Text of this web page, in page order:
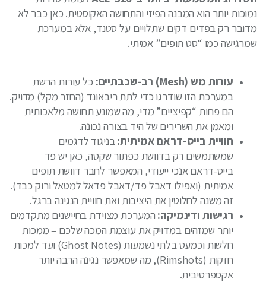
נמוכות יותר הוא המבנה הפיזי והתחושה האקוסטית. כאן כבר לא
מדובר רק בפדים דקים שתלויים על סטנד, אלא במערכת
שמרגישה כמו “סט תופים” אמיתי.
עורות מש (Mesh) רב-שכבתיים:
כל עורות הרשת
במערכת הזו שודרגו כדי לתת ריבאונד (החזר מקל) מדויק.
הם פחות “קפיציים” מדי, מה שמונע תחושה מלאכותית
ומאמן את השרירים של היד בצורה נכונה.
חוויית בייס-דראם אמיתית: בניגוד לדגמים
שמשתמשים רק בדוושת כפתור שקטה, כאן יש פד
בייס-דראם אנכי ייעודי, המאפשר לחבר דוושת תופים
אמיתית (ואפילו דאבל פד/דאבל פדאל למטאל ורוק כבד).
זה משנה לחלוטין את היציבות ואת חוויית הנגינה ברגל.
רגישות ודינמיקה: המערכת מצוידת בחיישנים מתקדמים
יותר שמזהים במדויק את עוצמת המכה שלכם – ממכות
חלשות וכמעט בלתי נשמעות (Ghost Notes) ועד למכות
חזקות (Rimshots), מה שמאפשר נגינה הרבה יותר
אקספרסיבית.